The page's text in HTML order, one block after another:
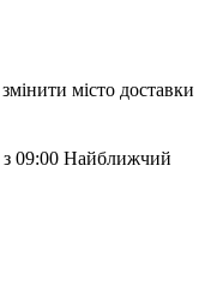
змінити місто доставки
з 09:00 Найближчий